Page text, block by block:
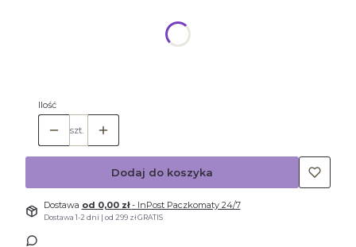
Ilość
szt.
Dodaj do koszyka
Dostawa od 0,00 zł- InPost Paczkomaty 24/7
Dostawa 1-2 dni | od 299 zł GRATIS